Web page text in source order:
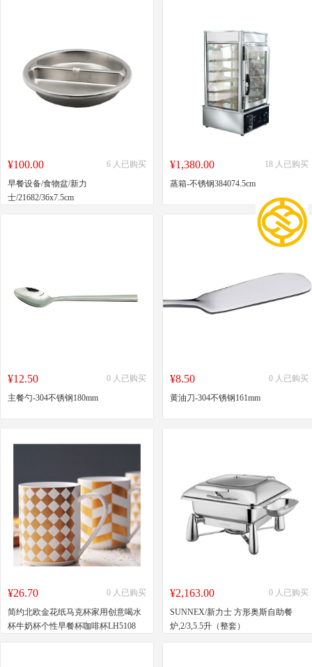
¥100.00
6 人已购买
早餐设备/食物盆/新力
士/21682/36x7.5cm
¥1,380.00
18 人已购买
蒸箱-不锈钢384074.5cm
¥12.50
0 人已购买
主餐勺-304不锈钢180mm
¥8.50
0 人已购买
黄油刀-304不锈钢161mm
¥26.70
0 人已购买
简约北欧金花纸马克杯家用创意喝水
杯牛奶杯个性早餐杯咖啡杯LH5108
¥2,163.00
0 人已购买
SUNNEX/新力士 方形奥斯自助餐
炉,2/3,5.5升（整套）